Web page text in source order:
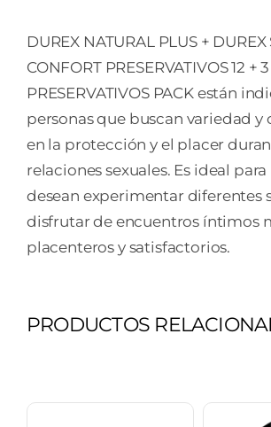
DUREX NATURAL PLUS + DUREX
CONFORT PRESERVATIVOS 12 + 3
PRESERVATIVOS PACK están
personas que buscan variedad
en la protección y el placer
relaciones sexuales. Es ideal
desean experimentar diferentes
disfrutar de encuentros íntimos
placenteros y satisfactorios.
PRODUCTOS